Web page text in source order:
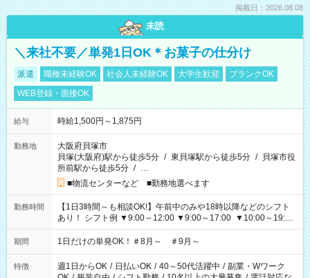
掲載日：2026.08.08
未読
＼来社不要／単発1日OK＊お菓子の仕分け
派遣 職種未経験OK 社会人未経験OK 大学生歓迎
ブランクOK
WEB登録・面接OK
給与 時給1,500円～1,875円
勤務地
大阪府貝塚市
貝塚(大阪府)駅から徒歩5分 / 東貝塚駅から徒歩5分 / 貝塚市役
所前駅から徒歩5分 / …
■物流センターなど ■勤務地選べます
勤務時間
【1日3時間～も相談OK!】午前中のみや18時以降などのシフト
あり！ シフト例 ▼9:00～12:00 ▼9:00～17:00 ▼10:00～19:00
▼18:00～21:00
期間 1日だけの単発OK！＃8月～ ＃9月～
特徴 週1日からOK / 日払いOK / 40～50代活躍中 / 副業・Wワーク